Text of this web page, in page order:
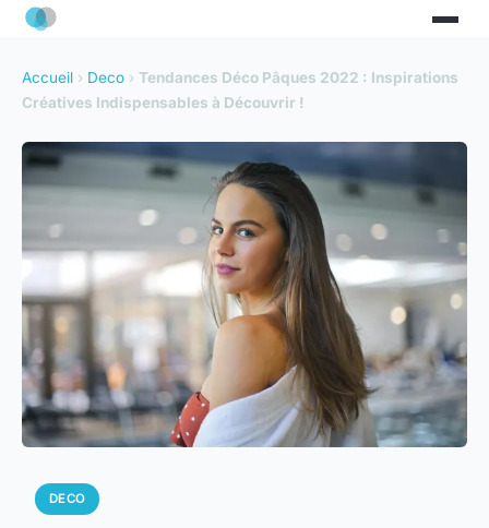
Accueil › Deco › Tendances Déco Pâques 2022 : Inspirations
Créatives Indispensables à Découvrir !
DECO